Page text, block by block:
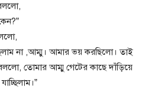
না ,আম্মু। আমার ভয় করছিলো। তাই
তোমার আম্মু গেটের কাছে দাঁড়িয়ে